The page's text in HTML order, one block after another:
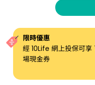
限時優惠
經 10Life 網上投保可
場現金券